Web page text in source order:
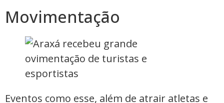
Movimentação
Eventos como esse, além de atrair atletas e